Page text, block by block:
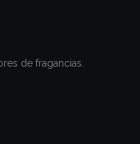
de fragancias.